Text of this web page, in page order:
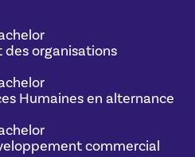
organisations
Humaines en alternance
commercial